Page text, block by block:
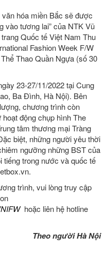
hóa miền Bắc sẽ được
vào tương lai” của NTK Vũ
Quốc tế Việt Nam Thu
Fashion Week F/W
Thao Quần Ngựa (số 30
23-27/11/2022tạiCung
Ba Đình, Hà Nội). Bên
chương trình còn
hoạt động chụp hìnhThe
tâm thương mại Tràng
biệt, những người yêu thời
ngưỡng những BST của
tiếng trong nước và quốc tế
trình, vui lòng truy cập
hoặc liên hệ hotline
Theo người Hà Nội